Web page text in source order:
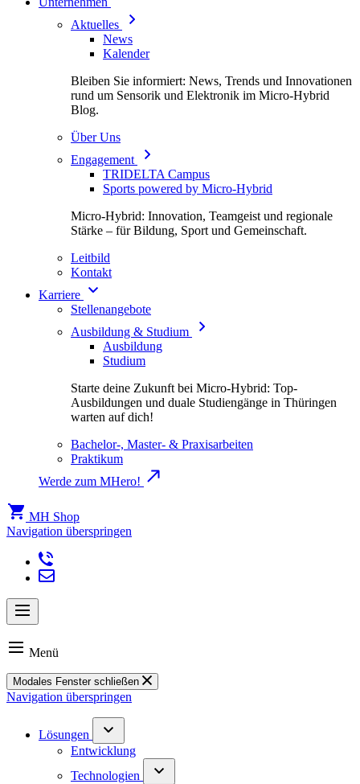
Aktuelles
News
Kalender
Bleiben Sie informiert: News, Trends und Innovationen
rund um Sensorik und Elektronik im Micro-Hybrid
Blog.
Über Uns
Engagement
TRIDELTA Campus
Sports powered by Micro-Hybrid
Micro-Hybrid: Innovation, Teamgeist und regionale
Stärke – für Bildung, Sport und Gemeinschaft.
Leitbild
Kontakt
Karriere
Stellenangebote
Ausbildung & Studium
Ausbildung
Studium
Starte deine Zukunft bei Micro-Hybrid: Top-
Ausbildungen und duale Studiengänge in Thüringen
warten auf dich!
Bachelor-, Master- & Praxisarbeiten
Praktikum
Werde zum MHero!
MH Shop
Navigation überspringen
Menü
Modales Fenster schließen
Navigation überspringen
Lösungen
Entwicklung
Technologien